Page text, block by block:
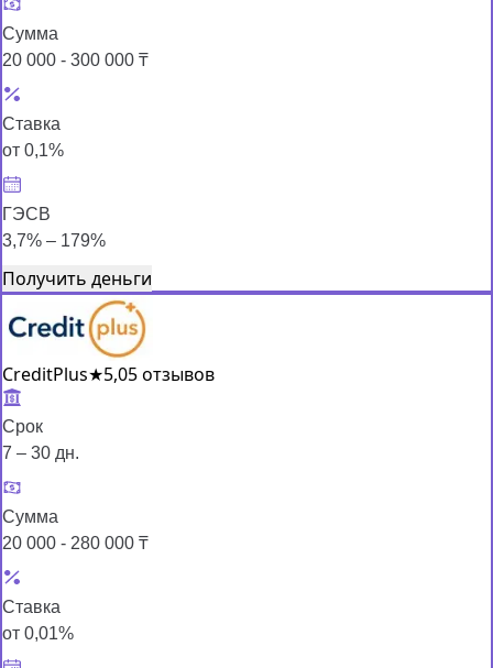
Сумма
20 000 - 300 000 ₸
Ставка
от 0,1%
ГЭСВ
3,7% – 179%
Получить деньги
CreditPlus★5,05 отзывов
Срок
7 – 30 дн.
Сумма
20 000 - 280 000 ₸
Ставка
от 0,01%